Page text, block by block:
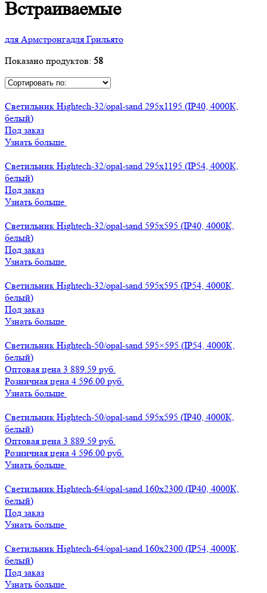
Встраиваемые
для Армстронгадля Грильято
Показано продуктов: 58
Светильник Hightech-32/opal-sand 295х1195 (IP40, 4000К,
белый)
Под заказ
Узнать больше
Светильник Hightech-32/opal-sand 295х1195 (IP54, 4000К,
белый)
Под заказ
Узнать больше
Светильник Hightech-32/opal-sand 595х595 (IP40, 4000К,
белый)
Под заказ
Узнать больше
Светильник Hightech-32/opal-sand 595х595 (IP54, 4000К,
белый)
Под заказ
Узнать больше
Светильник Hightech-50/opal-sand 595×595 (IP54, 4000К,
белый)
Оптовая цена 3 889.59 руб.
Розничная цена 4 596.00 руб.
Узнать больше
Светильник Hightech-50/opal-sand 595х595 (IP40, 4000К,
белый)
Оптовая цена 3 889.59 руб.
Розничная цена 4 596.00 руб.
Узнать больше
Светильник Hightech-64/opal-sand 160х2300 (IP40, 4000К,
белый)
Под заказ
Узнать больше
Светильник Hightech-64/opal-sand 160х2300 (IP54, 4000К,
белый)
Под заказ
Узнать больше